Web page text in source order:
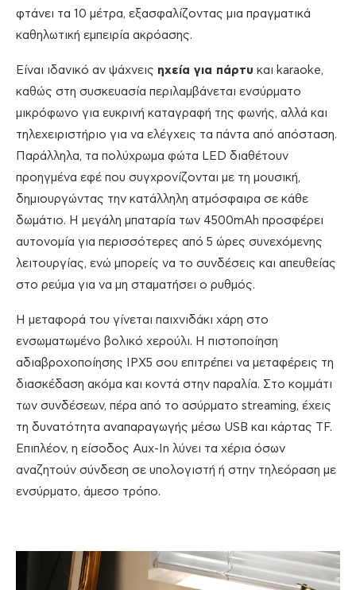
φτάνει τα 10 μέτρα, εξασφαλίζοντας μια πραγματικά
καθηλωτική εμπειρία ακρόασης.
Είναι ιδανικό αν ψάχνεις ηχεία για πάρτυ και karaoke,
καθώς στη συσκευασία περιλαμβάνεται ενσύρματο
μικρόφωνο για ευκρινή καταγραφή της φωνής, αλλά και
τηλεχειριστήριο για να ελέγχεις τα πάντα από απόσταση.
Παράλληλα, τα πολύχρωμα φώτα LED διαθέτουν
προηγμένα εφέ που συγχρονίζονται με τη μουσική,
δημιουργώντας την κατάλληλη ατμόσφαιρα σε κάθε
δωμάτιο. Η μεγάλη μπαταρία των 4500mAh προσφέρει
αυτονομία για περισσότερες από 5 ώρες συνεχόμενης
λειτουργίας, ενώ μπορείς να το συνδέσεις και απευθείας
στο ρεύμα για να μη σταματήσει ο ρυθμός.
Η μεταφορά του γίνεται παιχνιδάκι χάρη στο
ενσωματωμένο βολικό χερούλι. Η πιστοποίηση
αδιαβροχοποίησης IPX5 σου επιτρέπει να μεταφέρεις τη
διασκέδαση ακόμα και κοντά στην παραλία. Στο κομμάτι
των συνδέσεων, πέρα από το ασύρματο streaming, έχεις
τη δυνατότητα αναπαραγωγής μέσω USB και κάρτας TF.
Επιπλέον, η είσοδος Aux-In λύνει τα χέρια όσων
αναζητούν σύνδεση σε υπολογιστή ή στην τηλεόραση με
ενσύρματο, άμεσο τρόπο.